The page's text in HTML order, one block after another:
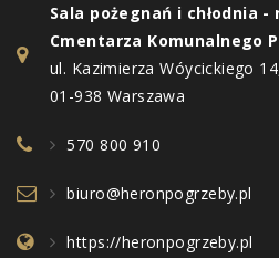
Sala pożegnań i chłodnia
Cmentarza Komunalnego
ul. Kazimierza Wóycickiego
01-938 Warszawa
570 800 910
biuro@heronpogrzeby.pl
https://heronpogrzeby.pl